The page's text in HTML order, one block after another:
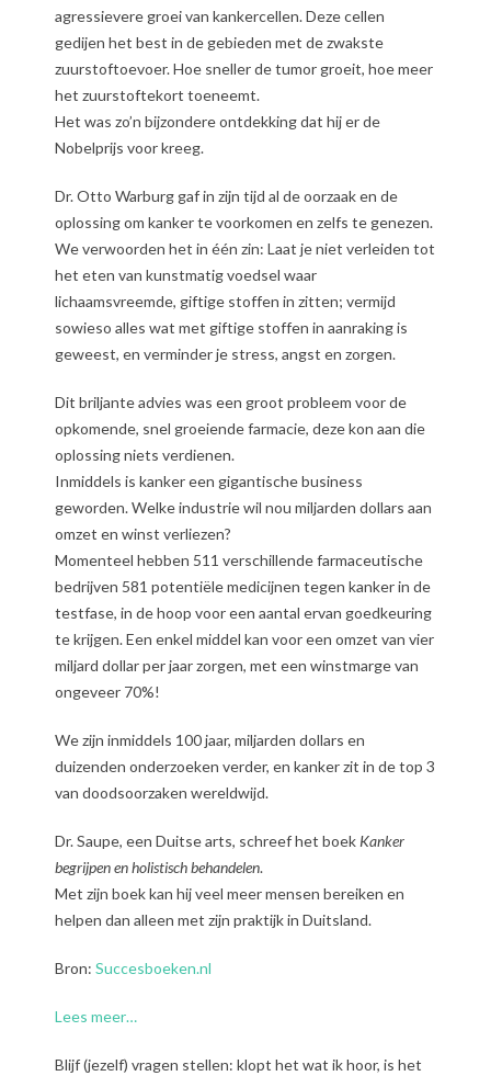
agressievere groei van kankercellen. Deze cellen
gedijen het best in de gebieden met de zwakste
zuurstoftoevoer. Hoe sneller de tumor groeit, hoe meer
het zuurstoftekort toeneemt.
Het was zo’n bijzondere ontdekking dat hij er de
Nobelprijs voor kreeg.
Dr. Otto Warburg gaf in zijn tijd al de oorzaak en de
oplossing om kanker te voorkomen en zelfs te genezen.
We verwoorden het in één zin: Laat je niet verleiden tot
het eten van kunstmatig voedsel waar
lichaamsvreemde, giftige stoffen in zitten; vermijd
sowieso alles wat met giftige stoffen in aanraking is
geweest, en verminder je stress, angst en zorgen.
Dit briljante advies was een groot probleem voor de
opkomende, snel groeiende farmacie, deze kon aan die
oplossing niets verdienen.
Inmiddels is kanker een gigantische business
geworden.Welke industrie wil nou miljarden dollars aan
omzet en winst verliezen?
Momenteel hebben 511 verschillende farmaceutische
bedrijven 581 potentiële medicijnen tegen kanker in de
testfase, in de hoop voor een aantal ervan goedkeuring
te krijgen.Een enkel middel kan voor een omzet van vier
miljard dollar per jaar zorgen, met een winstmarge van
ongeveer 70%!
We zijn inmiddels 100 jaar, miljarden dollars en
duizenden onderzoeken verder, en kanker zit in de top 3
van doodsoorzaken wereldwijd.
Dr. Saupe, een Duitse arts, schreef het boek Kanker
begrijpen en holistisch behandelen.
Met zijn boek kan hij veel meer mensen bereiken en
helpen dan alleen met zijn praktijk in Duitsland.
Bron: Succesboeken.nl
Lees meer…
Blijf (jezelf) vragen stellen: klopt het wat ik hoor, is het